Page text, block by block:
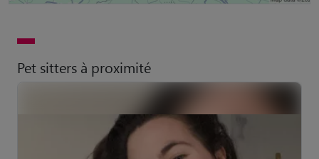
Pet sitters à proximité